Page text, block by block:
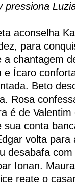
pressiona
aconselha
para
a chantagem
e Ícaro
Beto
Rosa
é de
sua conta
volta
desabafa
Ionan.
reate o